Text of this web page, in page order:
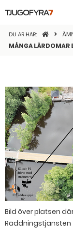
DU ÄR HÄR:
MÅNGA LÄRDOMAR
Bild över platsen
Räddningstjänsten